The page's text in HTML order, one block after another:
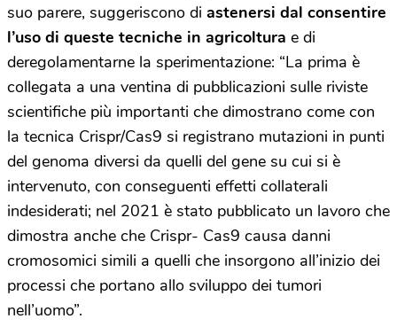
suo parere, suggeriscono di astenersi dal consentire
l’uso di queste tecniche in agricoltura e di
deregolamentarne la sperimentazione: “La prima è
collegata a una ventina di pubblicazioni sulle riviste
scientifiche più importanti che dimostrano come con
la tecnica Crispr/Cas9 si registrano mutazioni in punti
del genoma diversi da quelli del gene su cui si è
intervenuto, con conseguenti effetti collaterali
indesiderati; nel 2021 è stato pubblicato un lavoro che
dimostra anche che Crispr- Cas9 causa danni
cromosomici simili a quelli che insorgono all’inizio dei
processi che portano allo sviluppo dei tumori
nell’uomo”.